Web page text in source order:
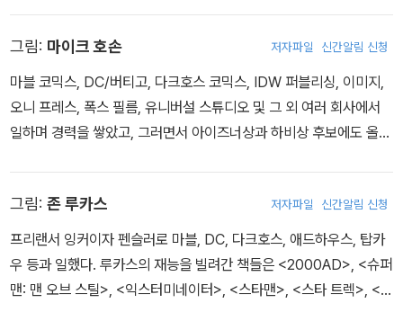
의 중심을 지키고 있다.
정한 소명을 찾았다고 여기지만, ‘다른 재미있는 잡일’들을 중단하지
는 않을 작정이다. 포센이 제리 더갠과 함께한 작업으로는 <최후의
크리스마스>와 죠스를 패러디한 <심슨 가족의 공포의 나무집>, 독자
들은 알지 못하는 몇몇 영화와 텔레비전 쇼 아이디어들, 그리고 그들
그림: 마이크 호손 저자파일 신간알림 신청
마블 코믹스, DC/버티고, 다크호스 코믹스, IDW 퍼블리싱, 이미지,
오니 프레스, 폭스 필름, 유니버설 스튜디오 및 그 외 여러 회사에서
일하며 경력을 쌓았고, 그러면서 아이즈너상과 하비상 후보에도 올랐
블 코지즈: 익스텐디드 패밀리>, <퀸 & 컨트리> 등 다른 출판사 작품
들로 이어졌다. 2005년에 그는 스토리 작가 마크 주메락과 함께 마
블 세계에 어린 로봇 히어로 <머신 틴>을 소개한 바 있으며, 그 이후
프로젝트로 2005년 범죄 드라마 <움브라>, <익스터미네이터즈>,
그림: 존 루카스 저자파일 신간알림 신청
프리랜서 잉커이자 펜슬러로 마블, DC, 다크호스, 애드하우스, 탑카
우 등과 일했다. 루카스의 재능을 빌려간 책들은 <2000AD>, <슈퍼
맨: 맨 오브 스틸>, <익스터미네이터>, <스타맨>, <스타 트렉>, <제